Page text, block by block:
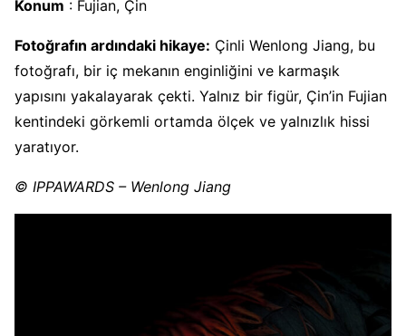
Konum : Fujian, Çin
Fotoğrafın ardındaki hikaye: Çinli Wenlong Jiang, bu
fotoğrafı, bir iç mekanın enginliğini ve karmaşık
yapısını yakalayarak çekti. Yalnız bir figür, Çin’in Fujian
kentindeki görkemli ortamda ölçek ve yalnızlık hissi
yaratıyor.
© IPPAWARDS – Wenlong Jiang